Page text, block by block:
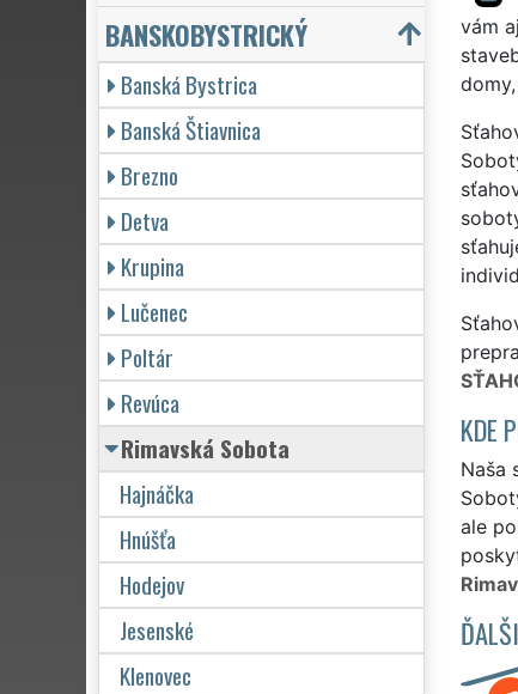
vám
KDE
Naša
ale
BANSKOBYSTRICKÝ
Banská Bystrica
Banská Štiavnica
Brezno
Detva
Krupina
Lučenec
Poltár
Revúca
Rimavská Sobota
Hajnáčka
Hnúšťa
Hodejov
Jesenské
Klenovec